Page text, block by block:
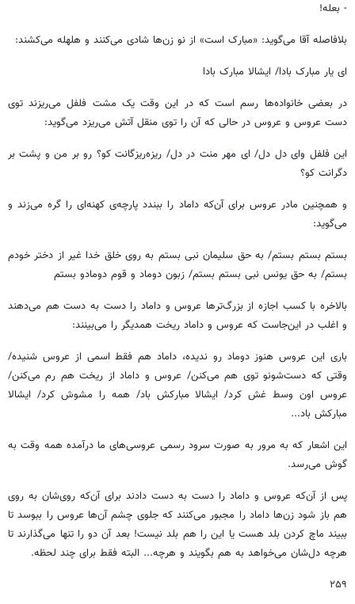
- بعله!
بلافاصله آقا می‌گوید: «مبارک است» از نو زن‌ها شادی می‌کنند و هلهله می‌کشند:
ای یار مبارک بادا/ ایشالا مبارک بادا
در بعضی خانواده‌ها رسم است که در این وقت یک مشت فلفل می‌ریزند توی
دست عروس و عروس در حالی که آن را توی منقل آتش می‌ریزد می‌گوید:
این فلفل وای دل دل/ ای مهر منت در دل/ ریزه‌ریزگانت کو؟ رو بر من و پشت بر
دگرانت کو؟
و همچنین مادر عروس برای آن‌که داماد را ببندد پارچه‌ی کهنه‌ای را گره می‌زند و
می‌گوید:
بستم بستم بستم/ به حق سلیمان نبی بستم به روی خلق خدا غیر از دختر خودم
بستم/ به حق یونس نبی بستم بستم/ زبون دوماد و قوم دومادو بستم
بالاخره با کسب اجازه از بزرگ‌ترها عروس و داماد را دست به دست هم می‌دهند
و اغلب در این‌جاست که عروس و داماد ریخت همدیگر را می‌بینند:
باری این عروس هنوز دوماد رو ندیده، داماد هم فقط اسمی از عروس شنیده/
وقتی که دست‌شونو توی هم می‌کنن/ عروس و داماد از ریخت هم رم می‌کنن/
عروس اون وسط غش کرد/ ایشالا مبارکش باد/ همه را مشوش کرد/ ایشالا
مبارکش باد...
این اشعار که به مرور به صورت سرود رسمی عروسی‌های ما درآمده همه وقت به
گوش می‌رسد.
پس از آن‌که عروس و داماد را دست به دست دادند برای آن‌که روی‌شان به روی
هم باز شود زن‌ها داماد را مجبور می‌کنند که جلوی چشم آن‌ها عروس را ببوسد تا
ببیند ماچ کردن بلد هست یا این‌ را هم بلد نیست! بعد آن دو را تنها می‌گذارند تا
هرچه دل‌شان می‌خواهد به هم بگویند و هرچه... البته فقط برای چند لحظه.
۲۵۹